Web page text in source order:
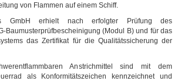
von Flammen auf einem Schiff.
GmbH erhielt nach erfolgter Prüfung des
Baumusterprüfbescheinigung (Modul B) und für das
das Zertifikat für die Qualitätssicherung der
Anstrichmittel sind mit dem
als Konformitätszeichen kennzeichnet und